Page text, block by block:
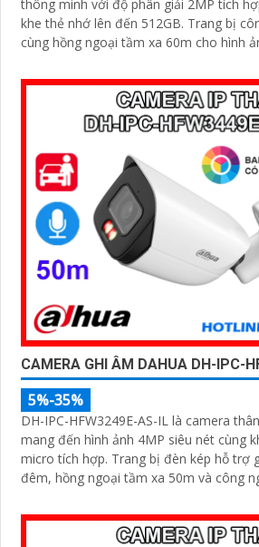
thông minh với độ phân giải 2MP tích
khe thẻ nhớ lên đến 512GB. Trang bị công nghệ đèn kép
cùng hồng ngoại tầm xa 60m cho hình
CAMERA GHI ÂM DAHUA DH-IPC-
5%-35%
DH-IPC-HFW3249E-AS-IL là camera
mang đến hình ảnh 4MP siêu nét cùng
micro tích hợp. Trang bị đèn kép hỗ trợ ghi hình màu vào ban
đêm, hồng ngoại tầm xa 50m và công
hiệu quả